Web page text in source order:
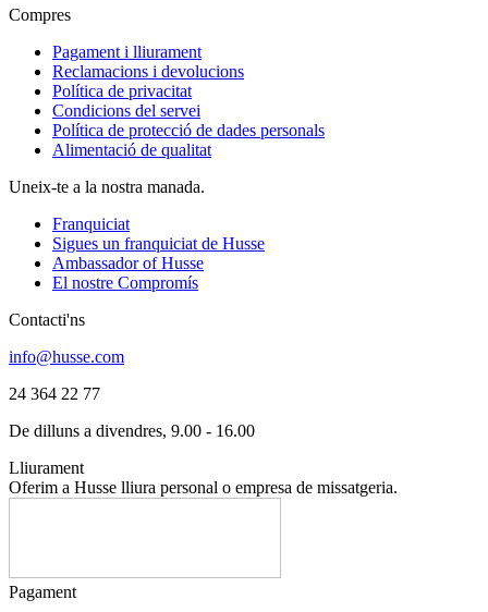
Compres
Pagament i lliurament
Reclamacions i devolucions
Política de privacitat
Condicions del servei
Política de protecció de dades personals
Alimentació de qualitat
Uneix-te a la nostra manada.
Franquiciat
Sigues un franquiciat de Husse
Ambassador of Husse
El nostre Compromís
Contacti'ns
info@husse.com
24 364 22 77
De dilluns a divendres, 9.00 - 16.00
Lliurament
Oferim a Husse lliura personal o empresa de missatgeria.
Pagament